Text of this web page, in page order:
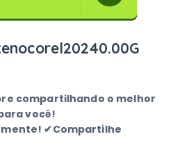
compartilhando o melhor
você!
✔Compartilhe